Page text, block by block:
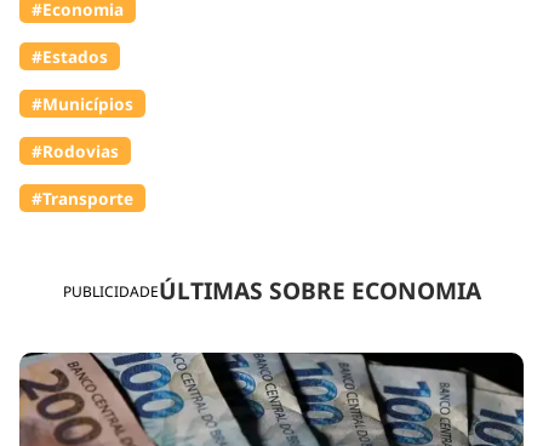
PUBLICIDADEÚLTIMAS SOBRE ECONOMIA
#Economia
#Estados
#Municípios
#Rodovias
#Transporte